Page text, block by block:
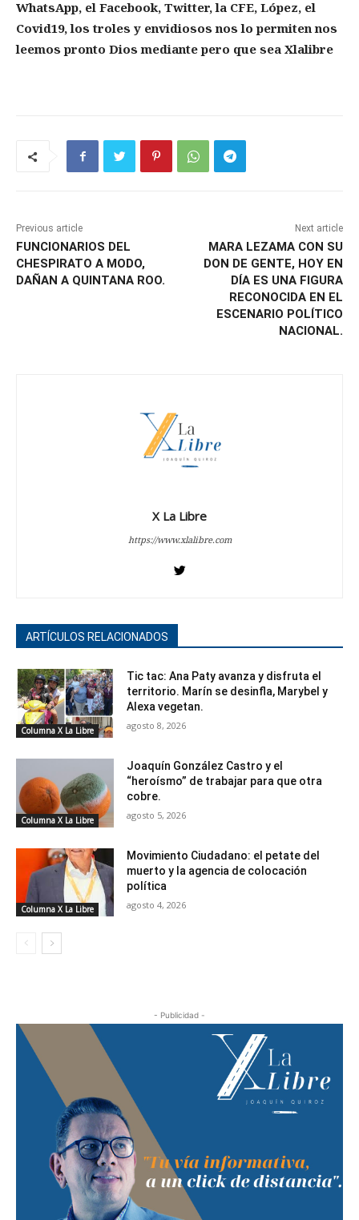
WhatsApp, el Facebook, Twitter, la CFE, López, el
Covid19, los troles y envidiosos nos lo permiten nos
leemos pronto Dios mediante pero que sea Xlalibre
Previous article
FUNCIONARIOS DEL
CHESPIRATO A MODO,
DAÑAN A QUINTANA ROO.
Next article
MARA LEZAMA CON SU
DON DE GENTE, HOY EN
DÍA ES UNA FIGURA
RECONOCIDA EN EL
ESCENARIO POLÍTICO
NACIONAL.
X La Libre
https://www.xlalibre.com
ARTÍCULOS RELACIONADOS
Columna X La Libre
Tic tac: Ana Paty avanza y disfruta el
territorio. Marín se desinfla, Marybel y
Alexa vegetan.
agosto 8, 2026
Columna X La Libre
Joaquín González Castro y el
“heroísmo” de trabajar para que otra
cobre.
agosto 5, 2026
Columna X La Libre
Movimiento Ciudadano: el petate del
muerto y la agencia de colocación
política
agosto 4, 2026
- Publicidad -